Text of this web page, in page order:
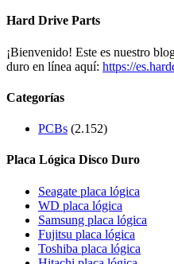
Hard Drive Parts
¡Bienvenido! Este es nuestro
duro en línea aquí: https://
Categorías
PCBs (2.152)
Placa Lógica Disco Duro
Seagate placa lógica
WD placa lógica
Samsung placa lógica
Fujitsu placa lógica
Toshiba placa lógica